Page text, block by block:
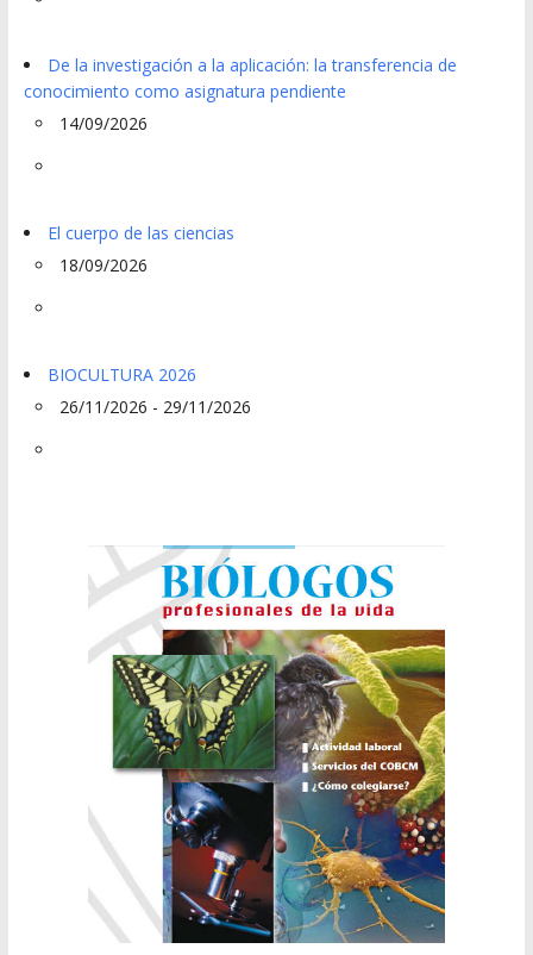
De la investigación a la aplicación: la transferencia de
conocimiento como asignatura pendiente
14/09/2026
El cuerpo de las ciencias
18/09/2026
BIOCULTURA 2026
26/11/2026 - 29/11/2026